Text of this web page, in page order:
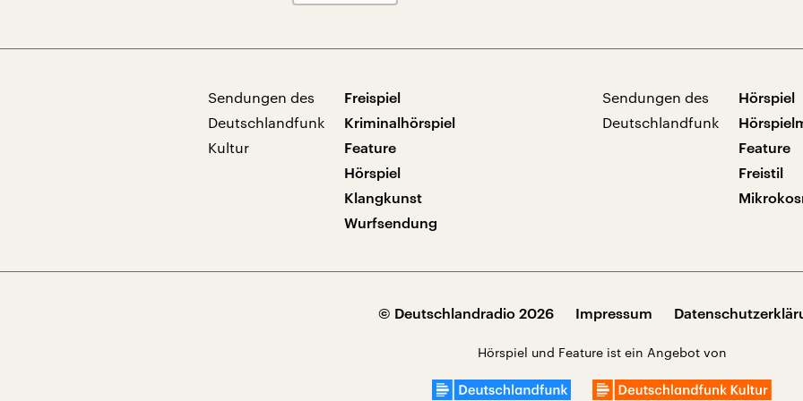
Sendungen des
Deutschlandfunk
Kultur
Freispiel
Kriminalhörspiel
Feature
Hörspiel
Klangkunst
Wurfsendung
Sendungen des
Deutschlandfunk
Hörspiel
Feature
Freistil
© Deutschlandradio 2026 Impressum
Hörspiel und Feature ist ein Angebot von